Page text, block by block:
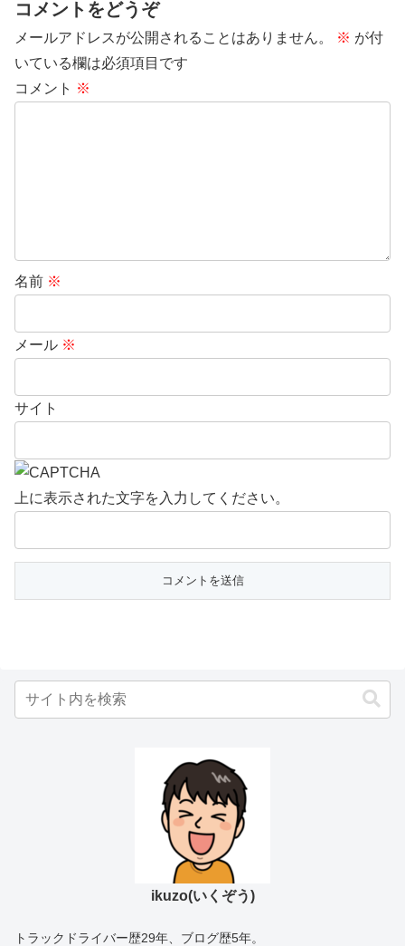
コメントをどうぞ
メールアドレスが公開されることはありません。 ※ が付
いている欄は必須項目です
コメント ※
名前 ※
メール ※
サイト
上に表示された文字を入力してください。
ikuzo(いくぞう)
トラックドライバー歴29年、ブログ歴5年。